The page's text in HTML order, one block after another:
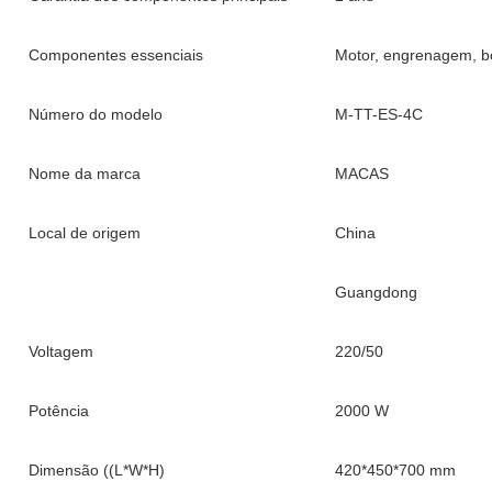
Componentes essenciais Motor, engrenagem,
Número do modelo M-TT-ES-4C
Nome da marca MACAS
Local de origem China
Guangdong
Voltagem 220/50
Potência 2000 W
Dimensão ((L*W*H) 420*450*700 mm